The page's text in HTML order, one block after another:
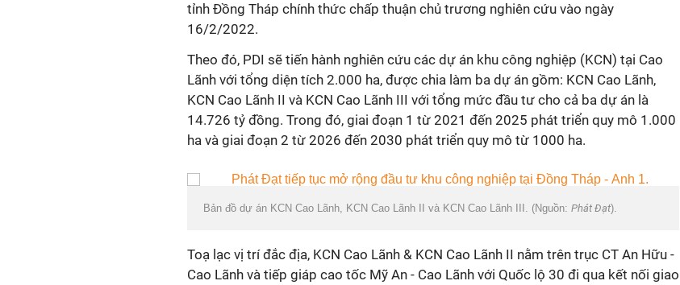
tỉnh Đồng Tháp chính thức chấp thuận chủ trương nghiên cứu vào ngày
16/2/2022.
Theo đó, PDI sẽ tiến hành nghiên cứu các dự án khu công nghiệp (KCN) tại Cao
Lãnh với tổng diện tích 2.000 ha, được chia làm ba dự án gồm: KCN Cao Lãnh,
KCN Cao Lãnh II và KCN Cao Lãnh III với tổng mức đầu tư cho cả ba dự án là
14.726 tỷ đồng. Trong đó, giai đoạn 1 từ 2021 đến 2025 phát triển quy mô 1.000
ha và giai đoạn 2 từ 2026 đến 2030 phát triển quy mô từ 1000 ha.
Bản đồ dự án KCN Cao Lãnh, KCN Cao Lãnh II và KCN Cao Lãnh III. (Nguồn: Phát Đạt).
Toạ lạc vị trí đắc địa, KCN Cao Lãnh & KCN Cao Lãnh II nằm trên trục CT An Hữu -
Cao Lãnh và tiếp giáp cao tốc Mỹ An - Cao Lãnh với Quốc lộ 30 đi qua kết nối giao